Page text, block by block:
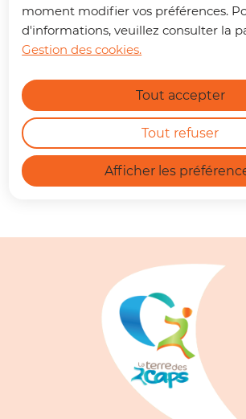
moment modifier vos préférences.
d'informations, veuillez consulter la
Gestion des cookies.
Afficher les
Tout accepter
Tout refuser
page dédiée à la mobilité. En
vous pouvez :
Connaître l'horaire du
votre arrêt.
Consulter les tracés et
https://terredes2caps.fr/trouver-
Find out more